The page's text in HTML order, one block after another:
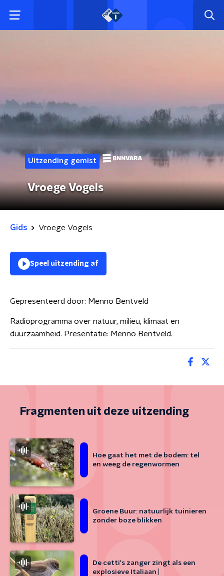
Uitzending gemist
Vroege Vogels
Gids Vroege Vogels
Speel uitzending af
Gepresenteerd door: Menno Bentveld
Radioprogramma over natuur, milieu, klimaat en
duurzaamheid. Presentatie: Menno Bentveld.
Fragmenten uit deze uitzending
Hoe gaat het met de bodem: tel
en weeg de regenwormen
Groene Buur: natuurlijk tuinieren
zonder boze blikken
De cetti's zanger zingt als een
explosieve Italiaan |